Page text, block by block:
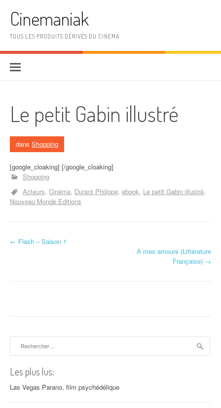
Cinemaniak
TOUS LES PRODUITS DÉRIVÉS DU CINEMA
Le petit Gabin illustré
dans Shopping
[google_cloaking] [/google_cloaking]
Shopping
Acteurs Cinéma Durant Philippe ebook Le petit Gabin illustré
Nouveau Monde Editions
Navigation d'article
← Flash – Saison 1
A mes amours (Littérature
Française) →
Les plus lus:
Las Vegas Parano, film psychédélique